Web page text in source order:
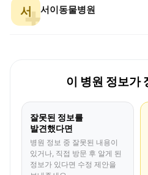
서 서이동물병원
이 병원 정보가
잘못된 정보를
발견했다면
병원 정보 중 잘못된 내용이
있거나, 직접 방문 후 알게 된
정보가 있다면 수정 제안을